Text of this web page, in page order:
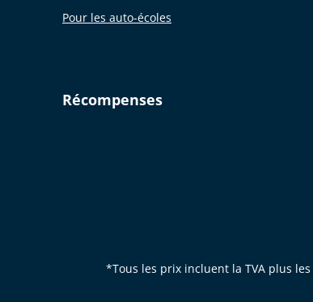
Pour les auto-écoles
Récompenses
*Tous les prix incluent la TVA plus les